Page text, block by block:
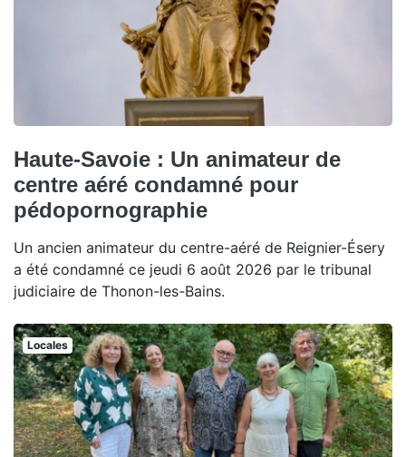
Haute-Savoie : Un animateur de
centre aéré condamné pour
pédopornographie
Un ancien animateur du centre-aéré de Reignier-Ésery
a été condamné ce jeudi 6 août 2026 par le tribunal
judiciaire de Thonon-les-Bains.
Locales